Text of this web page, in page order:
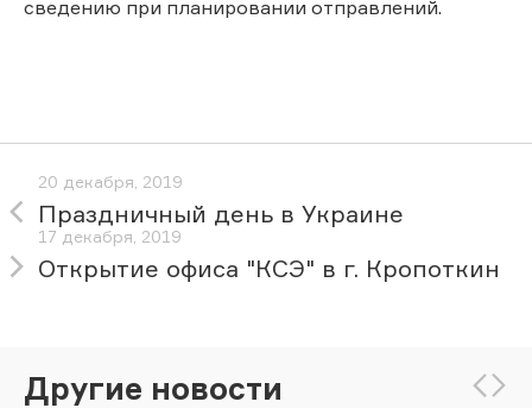
сведению при планировании отправлений.
20 декабря, 2019
Праздничный день в Украине
17 декабря, 2019
Открытие офиса "КСЭ" в г. Кропоткин
Другие новости